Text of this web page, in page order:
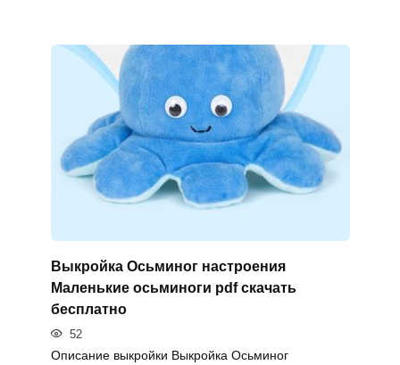
Выкройка Осьминог настроения
Маленькие осьминоги pdf скачать
бесплатно
52
Описание выкройки Выкройка Осьминог